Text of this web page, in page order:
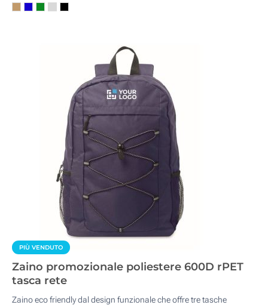
PIÙ VENDUTO
Zaino promozionale poliestere 600D rPET
tasca rete
Zaino eco friendly dal design funzionale che offre tre tasche